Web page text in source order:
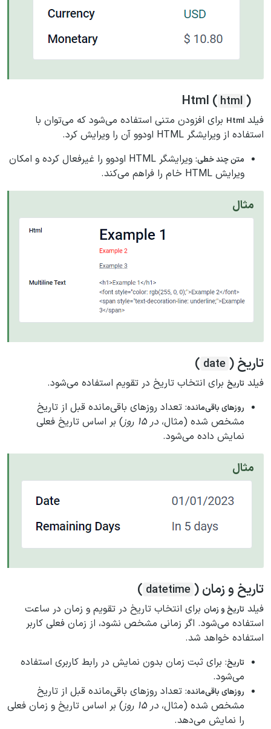
Html ( html )
فیلد Html برای افزودن متنی استفاده می‌شود که می‌توان با
استفاده از ویرایشگر HTML اودوو آن را ویرایش کرد.
متن چند خطی
: ویرایشگر HTML اودوو را غیرفعال کرده و امکان
ویرایش HTML خام را فراهم می‌کند.
مثال
تاریخ ( date
)
فیلد تاریخ برای انتخاب تاریخ در تقویم استفاده می‌شود.
روزهای باقی‌مانده: تعداد روزهای باقی‌مانده قبل از تاریخ
مشخص شده (مثال، در 15 روز
) بر اساس تاریخ فعلی
نمایش داده می‌شود.
مثال
تاریخ و زمان ( datetime
)
فیلد تاریخ و زمان برای انتخاب تاریخ در تقویم و زمان در ساعت
استفاده می‌شود. اگر زمانی مشخص نشود، از زمان فعلی کاربر
استفاده خواهد شد.
تاریخ: برای ثبت زمان بدون نمایش در رابط کاربری استفاده
می‌شود.
روزهای باقی‌مانده: تعداد روزهای باقی‌مانده قبل از تاریخ
مشخص شده (مثال، در 15 روز
) بر اساس تاریخ و زمان فعلی
را نمایش می‌دهد.